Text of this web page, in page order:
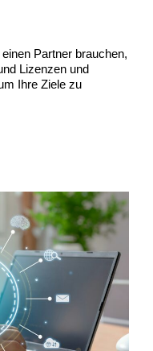
Partner brauchen,
Lizenzen und
Ihre Ziele zu